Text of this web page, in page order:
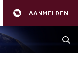
AANMELDEN